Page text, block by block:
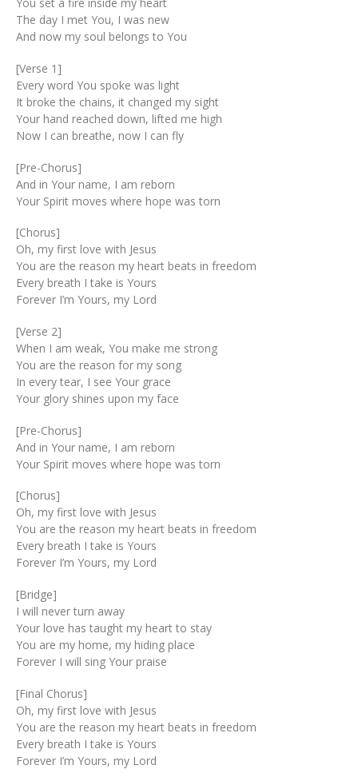
The day I met You, I was new
And now my soul belongs to You
[Verse 1]
Every word You spoke was light
It broke the chains, it changed my sight
Your hand reached down, lifted me high
Now I can breathe, now I can fly
[Pre-Chorus]
And in Your name, I am reborn
Your Spirit moves where hope was torn
[Chorus]
Oh, my first love with Jesus
You are the reason my heart beats in freedom
Every breath I take is Yours
Forever I’m Yours, my Lord
[Verse 2]
When I am weak, You make me strong
You are the reason for my song
In every tear, I see Your grace
Your glory shines upon my face
[Pre-Chorus]
And in Your name, I am reborn
Your Spirit moves where hope was torn
[Chorus]
Oh, my first love with Jesus
You are the reason my heart beats in freedom
Every breath I take is Yours
Forever I’m Yours, my Lord
[Bridge]
I will never turn away
Your love has taught my heart to stay
You are my home, my hiding place
Forever I will sing Your praise
[Final Chorus]
Oh, my first love with Jesus
You are the reason my heart beats in freedom
Every breath I take is Yours
Forever I’m Yours, my Lord